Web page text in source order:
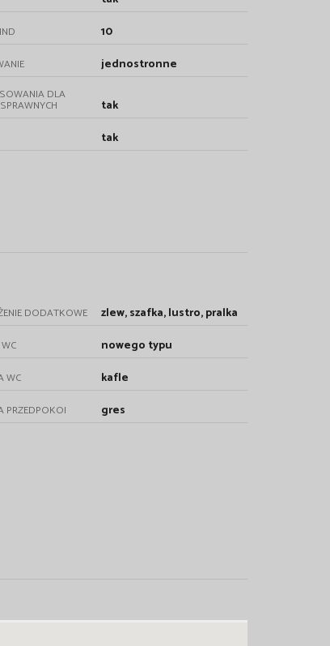
10
jednostronne
DLA
tak
tak
DODATKOWE zlew, szafka, lustro, pralka
nowego typu
WC kafle
PRZEDPOKOI gres